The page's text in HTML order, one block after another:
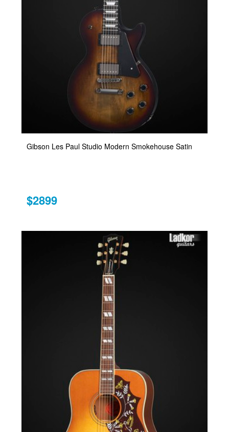
Gibson Les Paul Studio Modern Smokehouse Satin
$2899